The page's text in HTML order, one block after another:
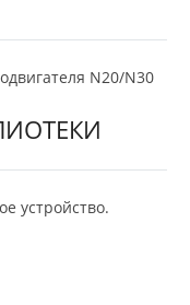
N20/N30
устройство.